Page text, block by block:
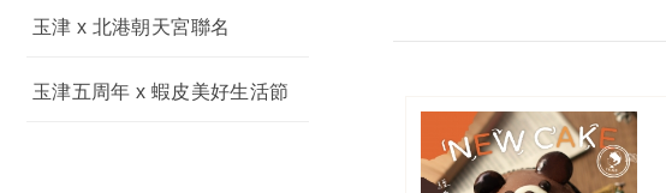
玉津 x 北港朝天宮聯名
玉津五周年 x 蝦皮美好生活節